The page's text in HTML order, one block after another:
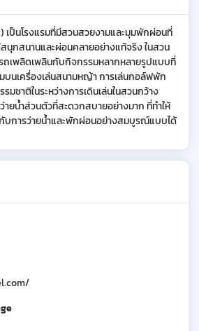
เป็นโรงแรมที่มีสวนสวยงามและมุมพักผ่อนที่
นุกสนานและผ่อนคลายอย่างแท้จริง ในสวน
ถเพลิดเพลินกับกิจกรรมหลากหลายรูปแบบที่
มบนเครื่องเล่นสนามหญ้า การเล่นกอล์ฟพัก
ชาติในระหว่างการเดินเล่นในสวนกว้าง
ยน้ำส่วนตัวที่สะดวกสบายอย่างมาก ที่ทำให้
บการว่ายน้ำและพักผ่อนอย่างสมบูรณ์แบบได้